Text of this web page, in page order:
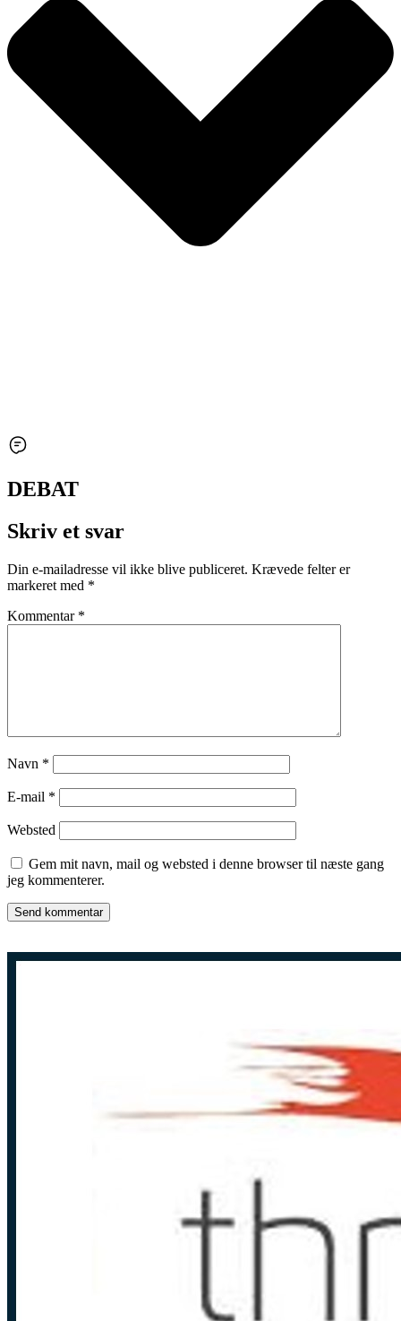
DEBAT
Skriv et svar
Din e-mailadresse vil ikke blive publiceret. Krævede felter er
markeret med *
Kommentar *
Navn *
E-mail *
Websted
Gem mit navn, mail og websted i denne browser til næste gang
jeg kommenterer.